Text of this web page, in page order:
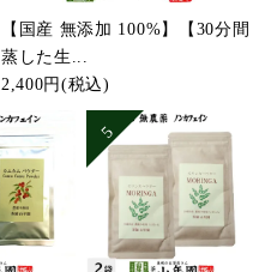
【国産 無添加 100%】【30分間
蒸した生...
2,400円(税込)